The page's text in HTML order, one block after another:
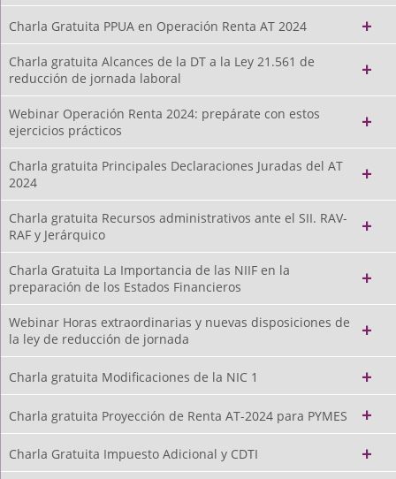
Charla Gratuita PPUA en Operación Renta AT 2024
Charla gratuita Alcances de la DT a la Ley 21.561 de
reducción de jornada laboral
Webinar Operación Renta 2024: prepárate con estos
ejercicios prácticos
Charla gratuita Principales Declaraciones Juradas del AT
2024
Charla gratuita Recursos administrativos ante el SII. RAV-
RAF y Jerárquico
Charla Gratuita La Importancia de las NIIF en la
preparación de los Estados Financieros
Webinar Horas extraordinarias y nuevas disposiciones de
la ley de reducción de jornada
Charla gratuita Modificaciones de la NIC 1
Charla gratuita Proyección de Renta AT-2024 para PYMES
Charla Gratuita Impuesto Adicional y CDTI